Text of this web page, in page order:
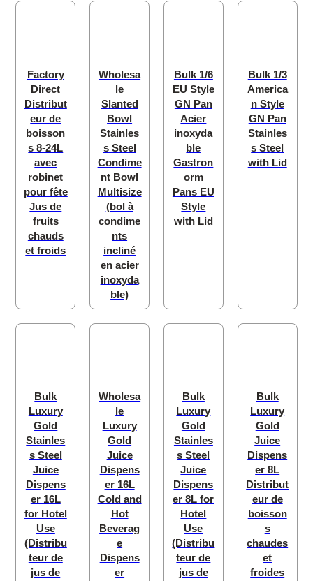
Factory
Direct
Distribut
eur de
boisson
s 8-24L
avec
robinet
pour fête
Jus de
fruits
chauds
et froids
Wholesa
le
Slanted
Bowl
Stainles
s Steel
Condime
nt Bowl
Multisize
(bol à
condime
nts
incliné
en acier
inoxyda
ble)
Bulk 1/6
EU Style
GN Pan
Acier
inoxyda
ble
Gastron
orm
Pans EU
Style
with Lid
Bulk 1/3
America
n Style
GN Pan
Stainles
s Steel
with Lid
Bulk
Luxury
Gold
Stainles
s Steel
Juice
Dispens
er 16L
for Hotel
Use
(Distribu
teur de
jus de
Wholesa
le
Luxury
Gold
Juice
Dispens
er 16L
Cold and
Hot
Beverag
e
Dispens
er
Bulk
Luxury
Gold
Stainles
s Steel
Juice
Dispens
er 8L for
Hotel
Use
(Distribu
teur de
jus de
Bulk
Luxury
Gold
Juice
Dispens
er 8L
Distribut
eur de
boisson
s
chaudes
et
froides